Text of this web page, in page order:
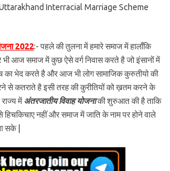
Interracial Marriage Scheme
2022:- पहले की तुलना में हमारे समाज में हालाँकि
भी आज समाज में कुछ ऐसे वर्ग निवास करते है जो इंसानों में
का भेद करते है और आज भी लोग सामाजिक कुरुतीयो की
से कतराते है इसी तरह की कुरीतियों को ख़तम करने के
मेंअंतरजातीय विवाह योजनाकी शुरुआत की है ताकि
हिचकिचाए नहीं और समाज में जाति के नाम पर होने वाले
सके |